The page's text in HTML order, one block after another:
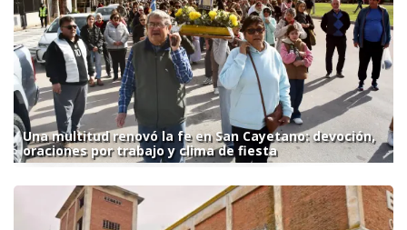
Una multitud renovó la fe en San Cayetano: devoción,
oraciones por trabajo y clima de fiesta